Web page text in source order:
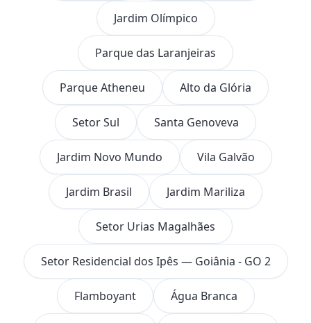
Jardim Olímpico
Parque das Laranjeiras
Parque Atheneu Alto da Glória
Setor Sul Santa Genoveva
Jardim Novo Mundo Vila Galvão
Jardim Brasil Jardim Mariliza
Setor Urias Magalhães
Setor Residencial dos Ipês — Goiânia - GO 2
Flamboyant Água Branca